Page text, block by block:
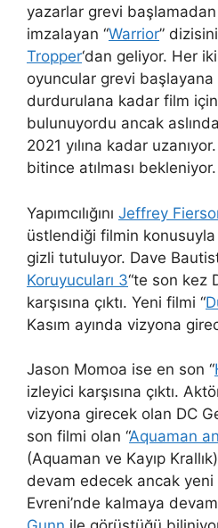
yazarlar grevi başlamadan
imzalayan “Warrior”
Tropper‘dan geliyor. Her
oyuncular grevi
durdurulana kadar film
bulunuyordu ancak
2021 yılına kadar
bitince atılması bekleniyor.
Yapımcılığını Jeffrey
üstlendiği filmin konusuyla
gizli tutuluyor. Dave
Koruyucuları 3“te son kez
karşısına çıktı. Yeni filmi “
Kasım ayında vizyona
Jason Momoa ise en son “
izleyici karşısına çıktı.
vizyona girecek olan DC
son filmi olan “Aquaman
(Aquaman ve Kayıp
devam edecek ancak
Evreni’nde kalmaya